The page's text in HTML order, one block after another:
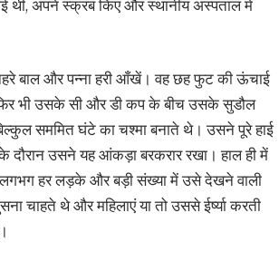
थीं, अपने स्क्रब किए और स्थानीय अस्पताल में
बाल और पन्ना हरी आँखें। वह छह फुट की ऊंचाई
भी उसके सी और डी कप के बीच उसके सुडौल
सममित घंटे का चश्मा बनाते थे। उसने पूरे हाई
उसने यह आंकड़ा बरकरार रखा। हाल ही में
लगभग हर लड़के और बड़ी संख्या में उसे देखने वाली
थे और महिलाएं या तो उससे ईर्ष्या करती